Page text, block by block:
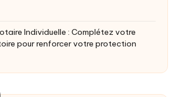
Individuelle : Complétez votre
pour renforcer votre protection